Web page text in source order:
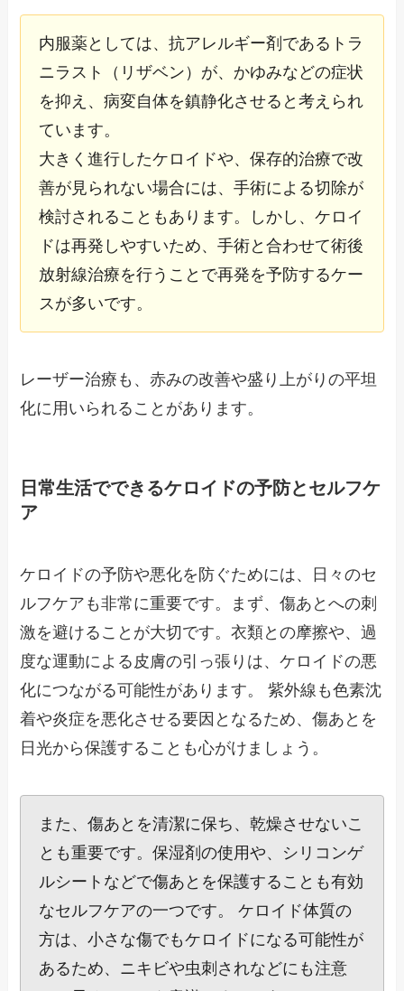
内服薬としては、抗アレルギー剤であるトラ
ニラスト（リザベン）が、かゆみなどの症状
を抑え、病変自体を鎮静化させると考えられ
ています。
大きく進行したケロイドや、保存的治療で改
善が見られない場合には、手術による切除が
検討されることもあります。しかし、ケロイ
ドは再発しやすいため、手術と合わせて術後
放射線治療を行うことで再発を予防するケー
スが多いです。
レーザー治療も、赤みの改善や盛り上がりの平坦
化に用いられることがあります。
日常生活でできるケロイドの予防とセルフケ
ア
ケロイドの予防や悪化を防ぐためには、日々のセ
ルフケアも非常に重要です。まず、傷あとへの刺
激を避けることが大切です。衣類との摩擦や、過
度な運動による皮膚の引っ張りは、ケロイドの悪
化につながる可能性があります。 紫外線も色素沈
着や炎症を悪化させる要因となるため、傷あとを
日光から保護することも心がけましょう。
また、傷あとを清潔に保ち、乾燥させないこ
とも重要です。保湿剤の使用や、シリコンゲ
ルシートなどで傷あとを保護することも有効
なセルフケアの一つです。 ケロイド体質の
方は、小さな傷でもケロイドになる可能性が
あるため、ニキビや虫刺されなどにも注意